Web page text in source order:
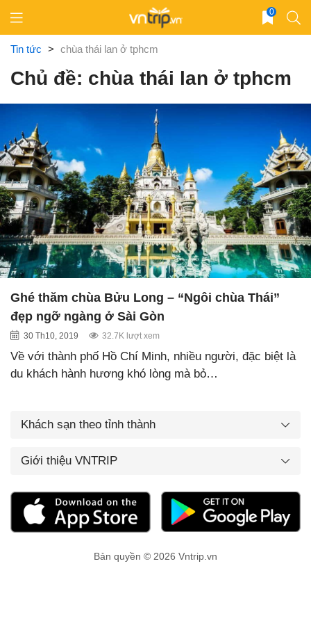
content
0
Tin tức > chùa thái lan ở tphcm
Chủ đề: chùa thái lan ở tphcm
Ghé thăm chùa Bửu Long – “Ngôi chùa Thái”
đẹp ngỡ ngàng ở Sài Gòn
30 Th10, 2019 32.7K lượt xem
Về với thành phố Hồ Chí Minh, nhiều người, đặc biệt là
du khách hành hương khó lòng mà bỏ…
Khách sạn theo tỉnh thành
Giới thiệu VNTRIP
Bản quyền © 2026 Vntrip.vn